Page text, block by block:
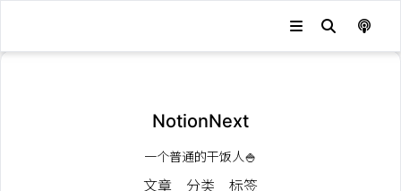
NotionNext
一个普通的干饭人🍚
文章 分类 标签